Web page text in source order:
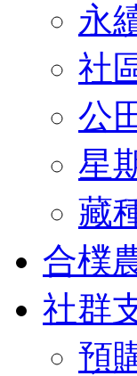
永
社
公
星
藏
合樸
社群
預